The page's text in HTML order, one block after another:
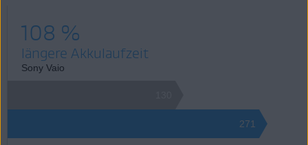
108 %
längere Akkulaufzeit
Sony Vaio
271